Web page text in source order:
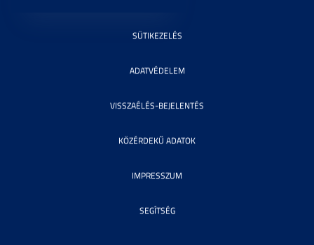
SÜTIKEZELÉS
ADATVÉDELEM
VISSZAÉLÉS-BEJELENTÉS
KÖZÉRDEKŰ ADATOK
IMPRESSZUM
SEGÍTSÉG